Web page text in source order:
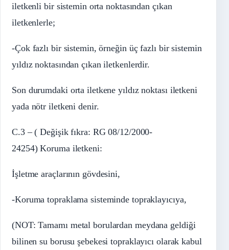
iletkenli bir sistemin orta noktasından çıkan
iletkenlerle;
-Çok fazlı bir sistemin, örneğin üç fazlı bir sistemin
yıldız noktasından çıkan iletkenlerdir.
Son durumdaki orta iletkene yıldız noktası iletkeni
yada nötr iletkeni denir.
C.3 – ( Değişik fıkra: RG 08/12/2000-
24254) Koruma iletkeni:
İşletme araçlarının gövdesini,
-Koruma topraklama sisteminde topraklayıcıya,
(NOT: Tamamı metal borulardan meydana geldiği
bilinen su borusu şebekesi topraklayıcı olarak kabul